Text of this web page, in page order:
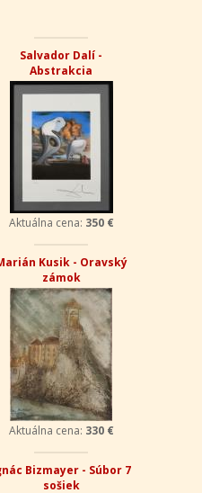
Salvador Dalí -
Abstrakcia
Aktuálna cena: 350 €
Kusik - Oravský
zámok
Aktuálna cena: 330 €
Bizmayer - Súbor 7
sošiek